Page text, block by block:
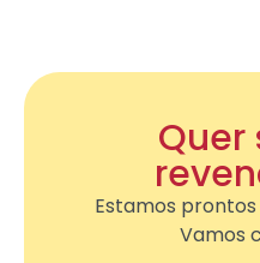
Quer
Estamos
Vamos